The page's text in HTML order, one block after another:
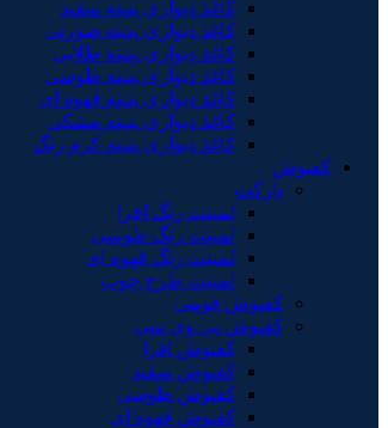
کاغذ دیواری پتینه سفید
کاغذ دیواری پتینه صورتی
کاغذ دیواری پتینه طلایی
کاغذ دیواری پتینه طوسی
کاغذ دیواری پتینه قهوه ای
کاغذ دیواری پتینه مشکی
کاغذ دیواری پتینه کرم رنگ
کفپوش
پارکت
لمینت رنگ افرا
لمینت رنگ طوسی
لمینت رنگ قهوه ای
لمینت طرح چوب
کفپوش فومی
کفپوش پی وی سی
کفپوش افرا
کفپوش سفید
کفپوش طوسی
کفپوش قهوه ای